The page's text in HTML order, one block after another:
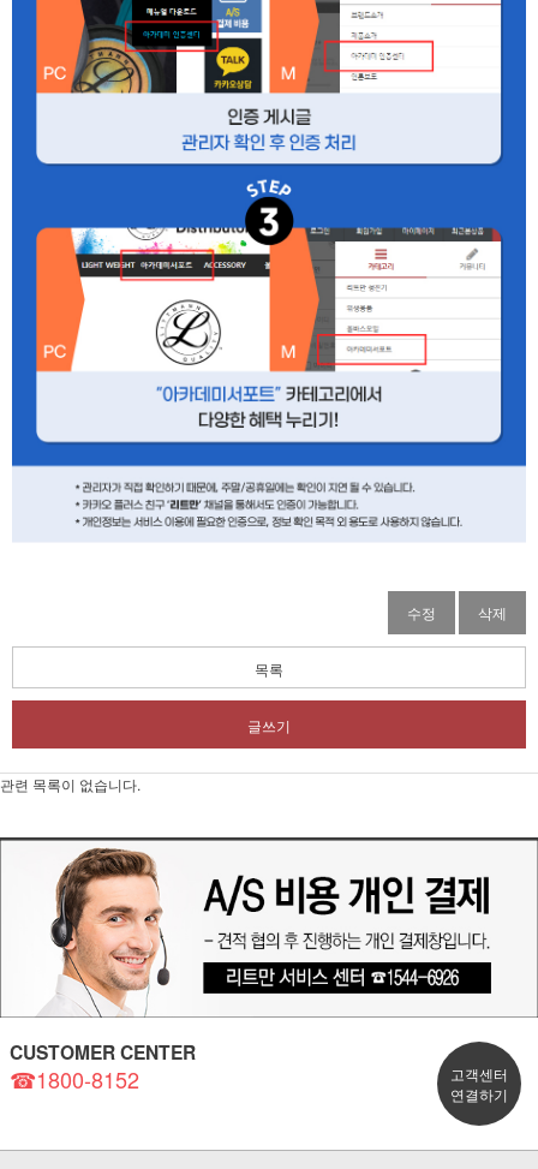
수정 삭제
목록
글쓰기
관련 목록이 없습니다.
CUSTOMER CENTER
☎1800-8152
고객센터
연결하기